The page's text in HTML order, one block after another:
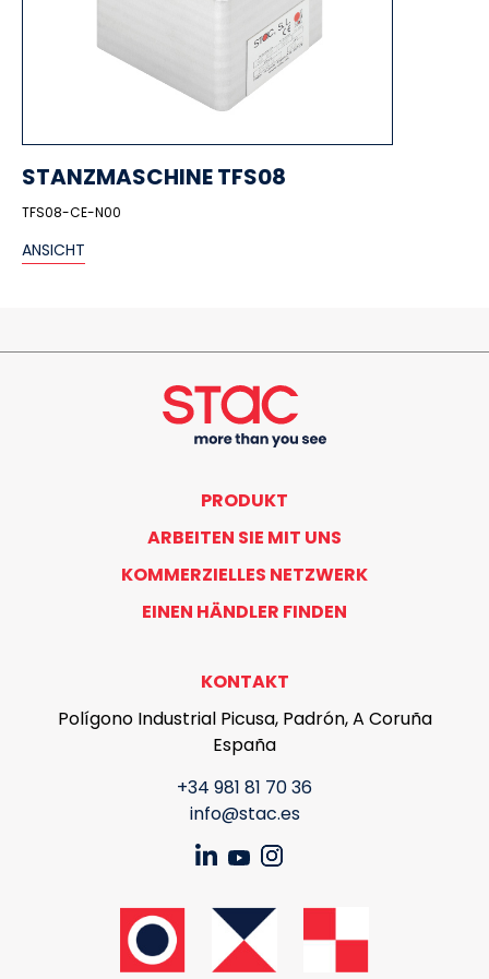
STANZMASCHINE TFS08
TFS08-CE-N00
ANSICHT
PRODUKT
ARBEITEN SIE MIT UNS
KOMMERZIELLES NETZWERK
EINEN HÄNDLER FINDEN
KONTAKT
Polígono Industrial Picusa, Padrón, A Coruña
España
+34 981 81 70 36
info@stac.es